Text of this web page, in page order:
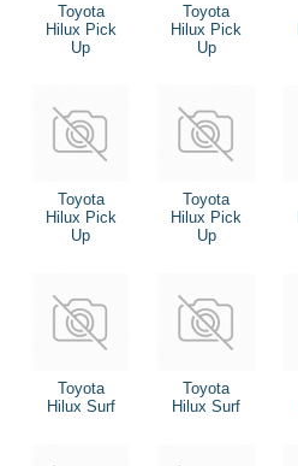
Toyota
Hilux Pick
Up
Toyota
Hilux Pick
Up
Toyota
Hilux Pick
Up
Toyota
Hilux Pick
Up
Toyota
Hilux Surf
Toyota
Hilux Surf